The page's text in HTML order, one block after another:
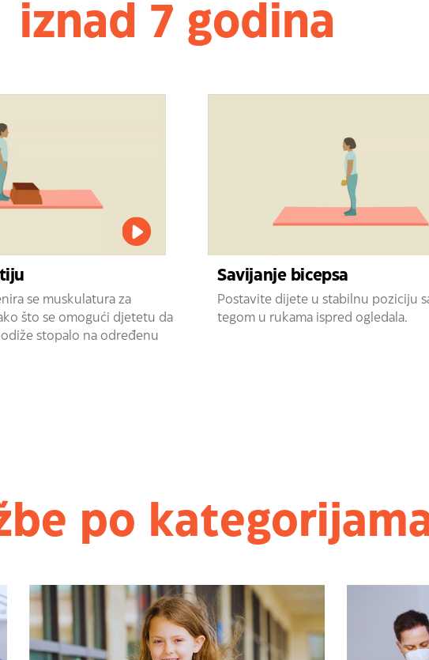
iznad 7 godina
se muskulatura za
što se omogući djetetu da
stopalo na određenu
Savijanje bicepsa
Postavite dijete u stabilnu poziciju
tegom u rukama ispred ogledala.
po